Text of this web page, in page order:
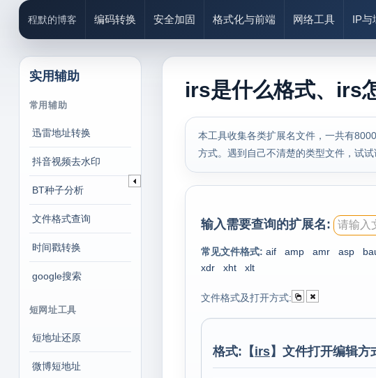
程默的博客 编码转换 安全加固 格式化与前端 网络工具 IP与
实用辅助
常用辅助
迅雷地址转换
抖音视频去水印
BT种子分析
文件格式查询
时间戳转换
google搜索
短网址工具
短地址还原
微博短地址
irs是什么格式、irs
本工具收集各类扩展名文件，一共有
方式。遇到自己不清楚的类型文件，试
输入需要查询的扩展名:
常见文件格式: aif amp amr asp
xdr
xht xlt
文件格式及打开方式:
格式:【irs】文件打开编辑方